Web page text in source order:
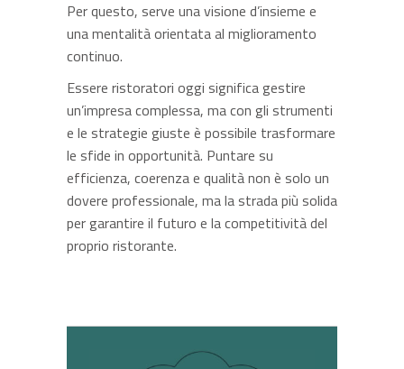
Per questo, serve una visione d’insieme e
una mentalità orientata al miglioramento
continuo.
Essere ristoratori oggi significa gestire
un’impresa complessa, ma con gli strumenti
e le strategie giuste è possibile trasformare
le sfide in opportunità. Puntare su
efficienza, coerenza e qualità non è solo un
dovere professionale, ma la strada più solida
per garantire il futuro e la competitività del
proprio ristorante.